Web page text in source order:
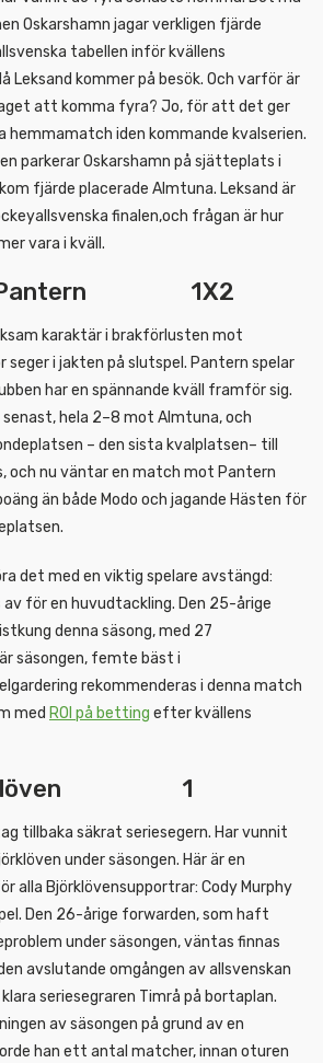
Oskarshamn jagar verkligen fjärde
tabellen inför kvällens
Leksand kommer på besök. Och varför är
att komma fyra? Jo, för att det ger
hemmamatch iden kommande kvalserien.
parkerar Oskarshamn på sjätteplats i
fjärde placerade Almtuna. Leksand är
finalen,och frågan är hur
vara i kväll.
– Pantern 1X2
karaktär i brakförlusten mot
seger i jakten på slutspel. Pantern spelar
har en spännande kväll framför sig.
hela 2–8 mot Almtuna, och
– den sista kvalplatsen– till
och nu väntar en match mot Pantern
än både Modo och jagande Hästen för
det med en viktig spelare avstängd:
av för en huvudtackling. Den 25-årige
denna säsong, med 27
säsongen, femte bäst i
rekommenderas i denna match
med ROI på betting efter kvällens
1
tillbaka säkrat seriesegern. Har vunnit
under säsongen. Här är en
alla Björklövensupportrar: Cody Murphy
Den 26-årige forwarden, som haft
under säsongen, väntas finnas
avslutande omgången av allsvenskan
seriesegraren Timrå på bortaplan.
av säsongen på grund av en
han ett antal matcher, innan oturen